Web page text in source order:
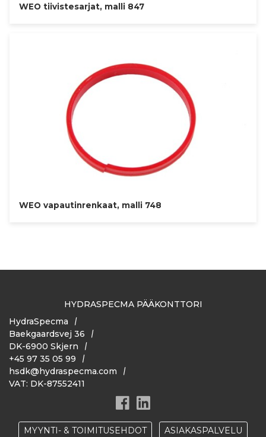
WEO tiivistesarjat, malli 847
WEO vapautinrenkaat, malli 748
HYDRASPECMA PÄÄKONTTORI
HydraSpecma
Baekgaardsvej 36
DK-6900 Skjern
+45 97 35 05 99
hsdk@hydraspecma.com
VAT: DK-87552411
MYYNTI- & TOIMITUSEHDOT ASIAKASPALVELU